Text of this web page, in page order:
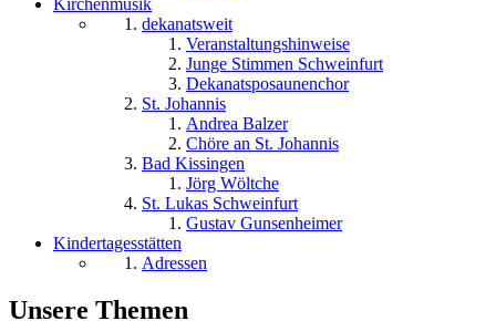
dekanatsweit
Veranstaltungshinweise
Junge Stimmen Schweinfurt
Dekanatsposaunenchor
St. Johannis
Andrea Balzer
Chöre an St. Johannis
Bad Kissingen
Jörg Wöltche
St. Lukas Schweinfurt
Gustav Gunsenheimer
Kindertagesstätten
Adressen
Unsere Themen